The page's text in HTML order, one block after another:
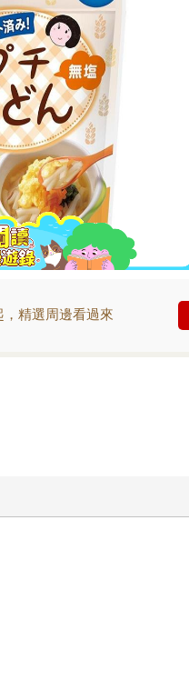
精選周邊看過來